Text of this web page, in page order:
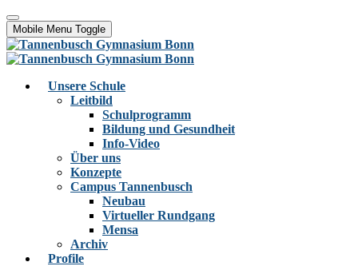
Mobile Menu Toggle
Unsere Schule
Leitbild
Schulprogramm
Bildung und Gesundheit
Info-Video
Über uns
Konzepte
Campus Tannenbusch
Neubau
Virtueller Rundgang
Mensa
Archiv
Profile